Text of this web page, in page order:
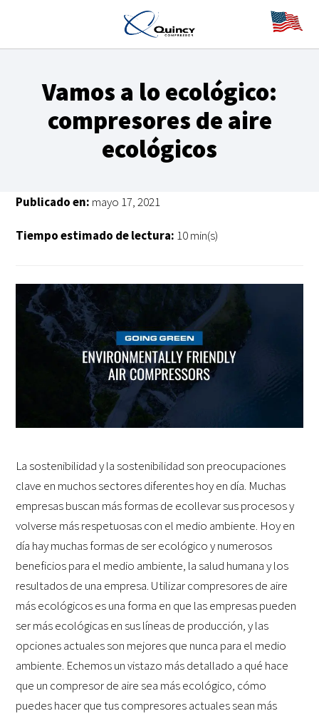
Vamos a lo ecológico:
compresores de aire
ecológicos
Publicado en: mayo 17, 2021
Tiempo estimado de lectura: 10 min(s)
La sostenibilidad y la sostenibilidad son preocupaciones
clave en muchos sectores diferentes hoy en día. Muchas
empresas buscan más formas de ecollevar sus procesos y
volverse más respetuosas con el medio ambiente. Hoy en
día hay muchas formas de ser ecológico y numerosos
beneficios para el medio ambiente, la salud humana y los
resultados de una empresa. Utilizar compresores de aire
más ecológicos es una forma en que las empresas pueden
ser más ecológicas en sus líneas de producción, y las
opciones actuales son mejores que nunca para el medio
ambiente. Echemos un vistazo más detallado a qué hace
que un compresor de aire sea más ecológico, cómo
puedes hacer que tus compresores actuales sean más